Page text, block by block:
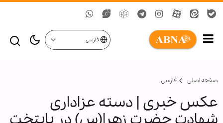
فارسی
صفحه اصلی فارسی
عکس خبری | دسته عزاداری